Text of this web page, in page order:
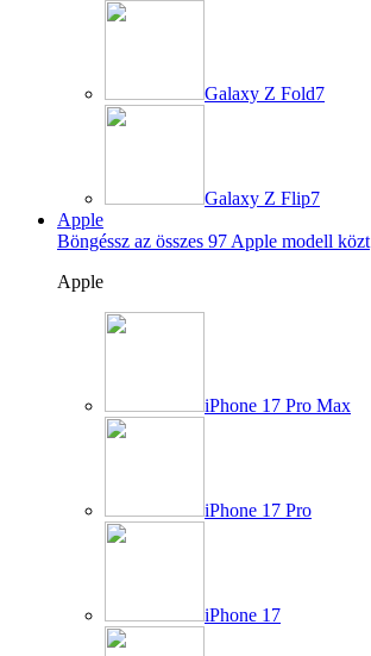
Galaxy Z Fold7
Galaxy Z Flip7
Apple
Böngéssz az összes 97 Apple modell közt
Apple
iPhone 17 Pro Max
iPhone 17 Pro
iPhone 17